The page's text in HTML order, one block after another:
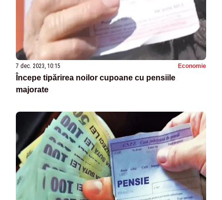
7 dec. 2023, 10:15 Economie
Începe tipărirea noilor cupoane cu pensiile
majorate